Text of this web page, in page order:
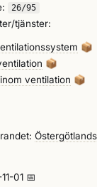
26/95
tjänster:
📦
📦
ventilation 📦
01 📅